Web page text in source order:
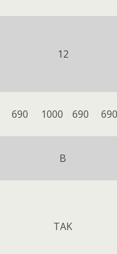
12
690 1000 690 690
B
TAK